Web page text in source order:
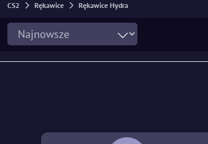
CS2 Rękawice Rękawice Hydra